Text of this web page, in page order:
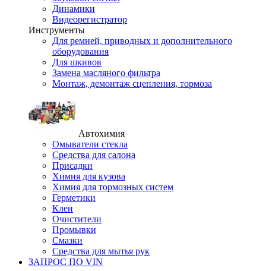
Динамики
Видеорегистратор
Инструменты
Для ремней, приводных и дополнительного
оборудования
Для шкивов
Замена масляного фильтра
Монтаж, демонтаж сцепления, тормоза
Автохимия
Омыватели стекла
Средства для салона
Присадки
Химия для кузова
Химия для тормозных систем
Герметики
Клеи
Очистители
Промывки
Смазки
Средства для мытья рук
ЗАПРОС ПО VIN